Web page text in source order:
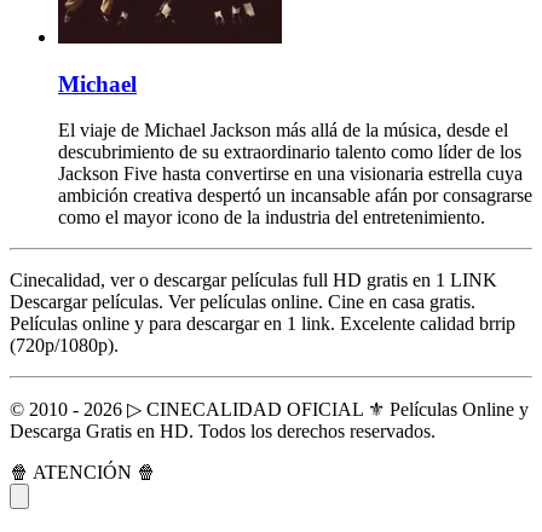
Michael
El viaje de Michael Jackson más allá de la música, desde el
descubrimiento de su extraordinario talento como líder de los
Jackson Five hasta convertirse en una visionaria estrella cuya
ambición creativa despertó un incansable afán por consagrarse
como el mayor icono de la industria del entretenimiento.
Cinecalidad, ver o descargar películas full HD gratis en 1 LINK
Descargar películas. Ver películas online. Cine en casa gratis.
Películas online y para descargar en 1 link. Excelente calidad brrip
(720p/1080p).
© 2010 - 2026 ▷ CINECALIDAD OFICIAL ⚜️ Películas Online y
Descarga Gratis en HD. Todos los derechos reservados.
🍿 ATENCIÓN 🍿